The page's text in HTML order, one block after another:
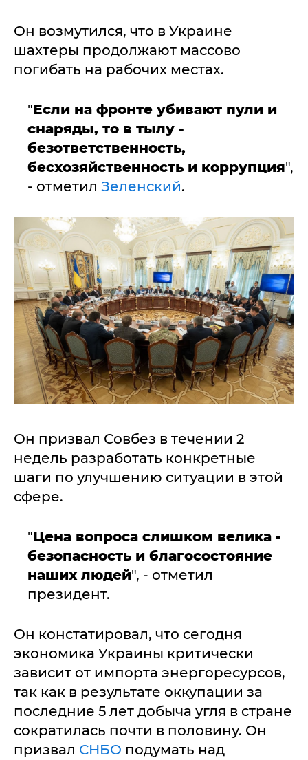
Он возмутился, что в Украине
шахтеры продолжают массово
погибать на рабочих местах.
"Если на фронте убивают пули и
снаряды, то в тылу -
безответственность,
бесхозяйственность и коррупция",
- отметил Зеленский.
Он призвал Совбез в течении 2
недель разработать конкретные
шаги по улучшению ситуации в этой
сфере.
"Цена вопроса слишком велика -
безопасность и благосостояние
наших людей", - отметил
президент.
Он констатировал, что сегодня
экономика Украины критически
зависит от импорта энергоресурсов,
так как в результате оккупации за
последние 5 лет добыча угля в стране
сократилась почти в половину. Он
призвал СНБО подумать над